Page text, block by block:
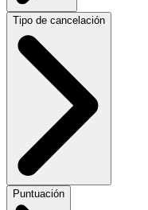
Tipo de cancelación
Puntuación